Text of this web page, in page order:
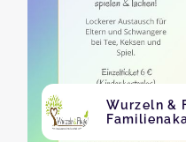
Wurzeln &